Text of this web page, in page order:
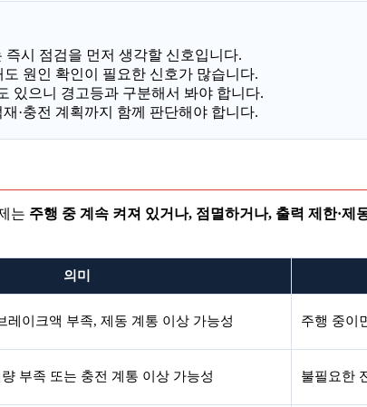
즉시 점검을 먼저 생각할 신호입니다.
원인 확인이 필요한 신호가 많습니다.
있으니 경고등과 구분해서 봐야 합니다.
·충전 계획까지 함께 판단해야 합니다.
는 주행 중 계속 켜져 있거나, 점멸하거나, 출력 제한·제
의미
레이크액 부족, 제동 계통 이상 가능성 주행 중이
부족 또는 충전 계통 이상 가능성 불필요한